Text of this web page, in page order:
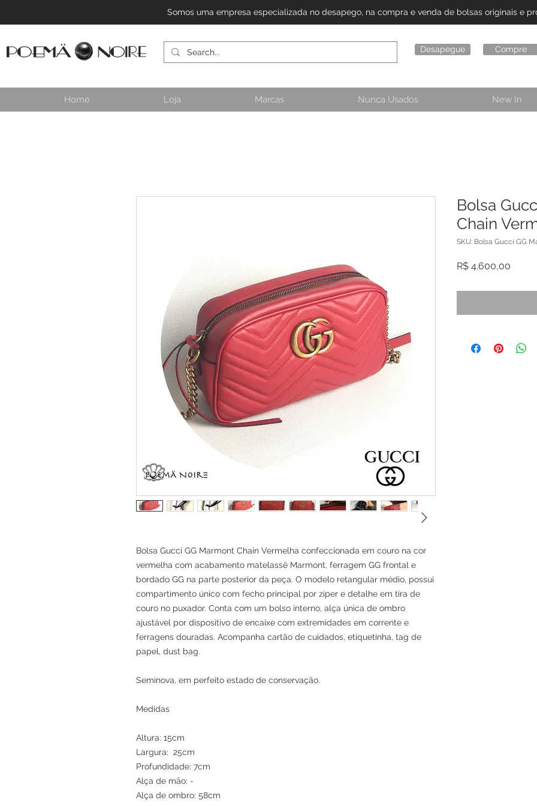
Somos uma empresa especializada no desapego, na compra e venda de bolsas originais e
Desapegue Compre
Home Loja Marcas Nunca Usados New In
Bolsa Gucci GG Marmont Chain Vermelha confeccionada em couro na cor
vermelha com acabamento matelassê Marmont, ferragem GG frontal e
bordado GG na parte posterior da peça. O modelo retangular médio, possui
compartimento único com fecho principal por zíper e detalhe em tira de
couro no puxador. Conta com um bolso interno, alça única de ombro
ajustável por dispositivo de encaixe com extremidades em corrente e
ferragens douradas. Acompanha cartão de cuidados, etiquetinha, tag de
papel, dust bag.
Seminova, em perfeito estado de conservação.
Medidas
Altura: 15cm
Largura: 25cm
Profundidade: 7cm
Alça de mão: -
Alça de ombro: 58cm
Bolsa
Chain
SKU: Bolsa Gucci GG
R$ 4.600,00